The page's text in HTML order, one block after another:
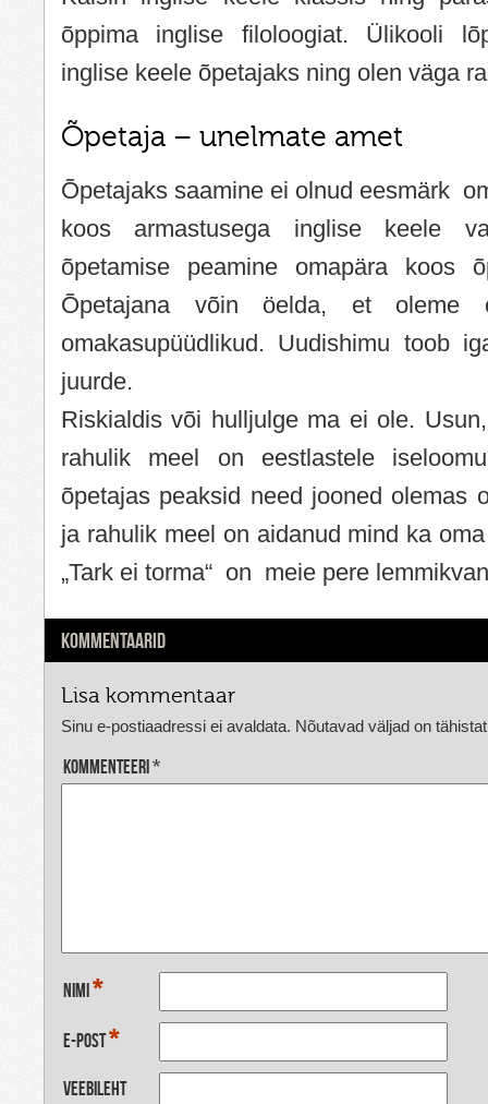
õppima inglise filoloogiat. Ülikooli
inglise keele õpetajaks ning olen väga
Õpetaja – unelmate amet
Õpetajaks saamine ei olnud eesmärk
koos armastusega inglise keele
õpetamise peamine omapära koos
Õpetajana võin öelda, et oleme
omakasupüüdlikud. Uudishimu toob
juurde.
Riskialdis või hulljulge ma ei ole.
rahulik meel on eestlastele
õpetajas peaksid need jooned olemas
ja rahulik meel on aidanud mind ka
„Tark ei torma“ on meie pere
KOMMENTAARID
Lisa kommentaar
Sinu e-postiaadressi ei avaldata. Nõutavad väljad on
Kommenteeri*
Nimi*
E-post*
Veebileht